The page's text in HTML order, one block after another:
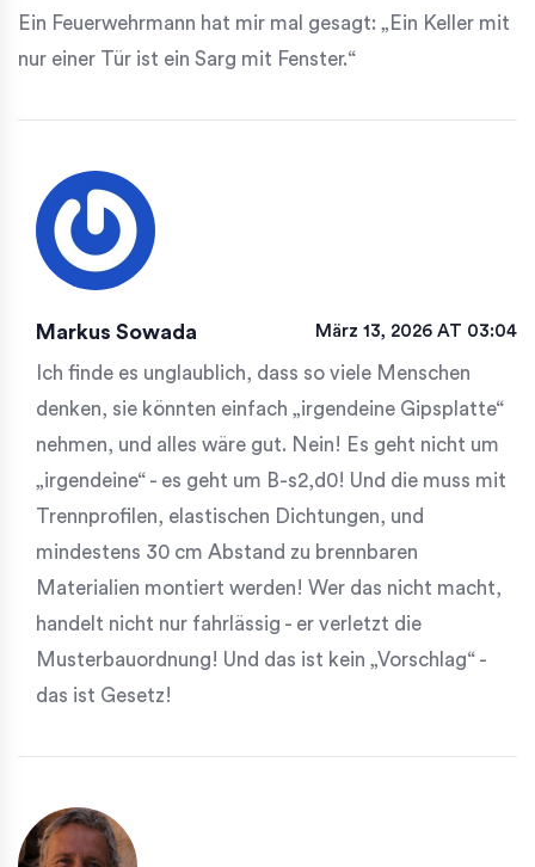
Ein Feuerwehrmann hat mir mal gesagt: „Ein Keller mit
nur einer Tür ist ein Sarg mit Fenster.“
Markus Sowada März 13, 2026 AT 03:04
Ich finde es unglaublich, dass so viele Menschen
denken, sie könnten einfach „irgendeine Gipsplatte“
nehmen, und alles wäre gut. Nein! Es geht nicht um
„irgendeine“ - es geht um B-s2,d0! Und die muss mit
Trennprofilen, elastischen Dichtungen, und
mindestens 30 cm Abstand zu brennbaren
Materialien montiert werden! Wer das nicht macht,
handelt nicht nur fahrlässig - er verletzt die
Musterbauordnung! Und das ist kein „Vorschlag“ -
das ist Gesetz!